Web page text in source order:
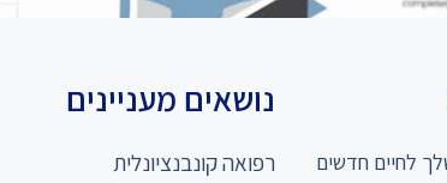
נושאים מעניינים
רפואה קונבנציונלית